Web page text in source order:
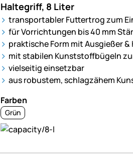
Haltegriff, 8 Liter
transportabler Futtertrog zum
für Vorrichtungen bis 40 mm
praktische Form mit Ausgießer
mit stabilen Kunststoffbügeln
vielseitig einsetzbar
aus robustem, schlagzähem
Farben
Grün